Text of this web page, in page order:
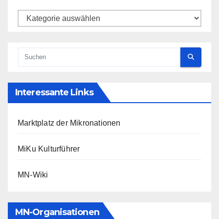
Kategorien
Interessante Links
Marktplatz der Mikronationen
MiKu Kulturführer
MN-Wiki
MN-Organisationen